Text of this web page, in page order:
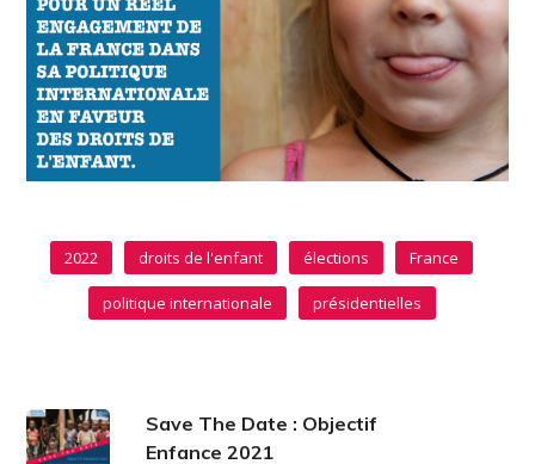
2022 droits de l'enfant élections France
politique internationale présidentielles
Save The Date : Objectif
Enfance 2021